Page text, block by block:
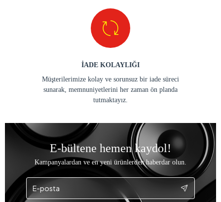
İADE KOLAYLIĞI
Müşterilerimize kolay ve sorunsuz bir iade süreci
sunarak, memnuniyetlerini her zaman ön planda
tutmaktayız.
E-bültene hemen kaydol!
Kampanyalardan ve en yeni ürünlerden haberdar olun.